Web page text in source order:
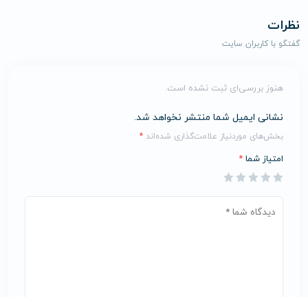
نظرات
گفتگو با کاربران سایت
هنوز بررسی‌ای ثبت نشده است.
نشانی ایمیل شما منتشر نخواهد شد.
بخش‌های موردنیاز علامت‌گذاری شده‌اند *
امتیاز شما *